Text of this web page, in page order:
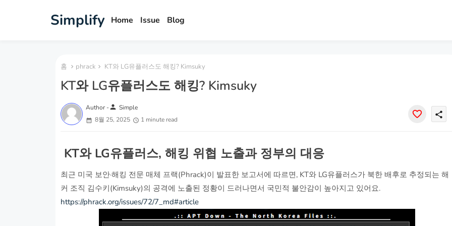
Simplify Home Issue Blog
홈 phrack KT와 LG유플러스도 해킹? Kimsuky
KT와 LG유플러스도 해킹? Kimsuky
Author -person Simple
8월 25, 2025
1 minute read
share
KT와 LG유플러스, 해킹 위협 노출과 정부의 대응
최근 미국 보안·해킹 전문 매체 프랙(Phrack)이 발표한 보고서에 따르면, KT와 LG유플러스가 북한 배후로 추정되는 해
커 조직 김수키(Kimsuky)의 공격에 노출된 정황이 드러나면서 국민적 불안감이 높아지고 있어요.
https://phrack.org/issues/72/7_md#article